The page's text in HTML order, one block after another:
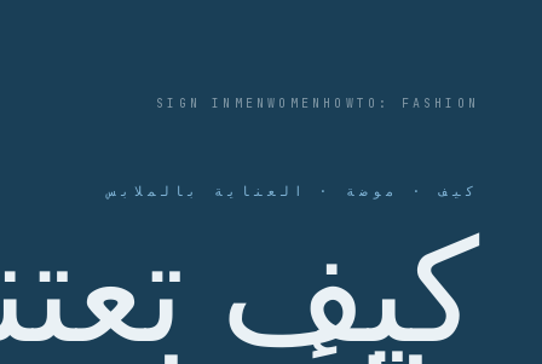
HOWTO: FASHION
WOMEN
MEN
SIGN IN
كيف · موضة · العناية بالملابس
كيف